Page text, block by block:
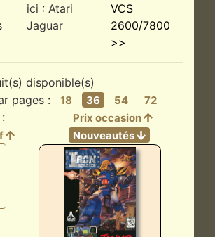
ici : Atari
Jaguar
VCS
2600/7800
>>
disponible(s)
pages :
18 36 54 72
Prix occasion
Nouveautés